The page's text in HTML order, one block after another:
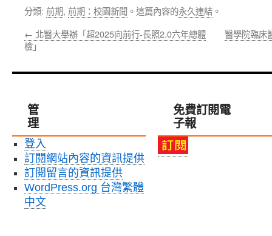
分類: 前期, 前期：校園新聞 。這篇內容的永久連結 。
← 北醫大舉辦「超2025向前行-長照2.0六年總體
檢」
醫學院臨床
管
理
登入
訂閱網站內容的資訊提供
訂閱留言的資訊提供
WordPress.org 台灣繁體
中文
免費訂閱電
子報